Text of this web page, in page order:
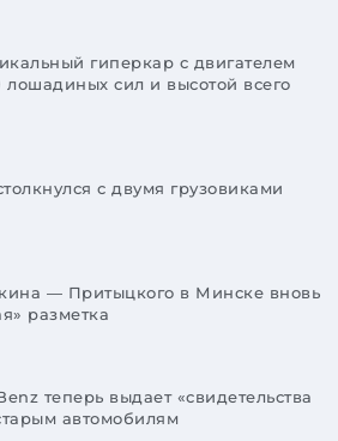
гиперкар с двигателем
лошадиных сил и высотой всего
с двумя грузовиками
— Притыцкого в Минске вновь
разметка
теперь выдает «свидетельства
автомобилям